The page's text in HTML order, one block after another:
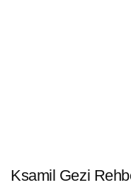
Ksamil Gezi